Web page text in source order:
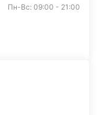
Пн-Вс: 09:00 - 21:00